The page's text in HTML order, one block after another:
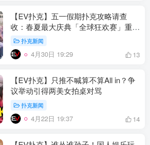
【EV扑克】五一假期扑克攻略请查
收：春夏最大庆典「全球狂欢赛」重磅
登场！
扑克新闻
4月30日 19:29 13
【EV扑克】只推不喊算不算All in？争
议举动引得两美女拍桌对骂
扑克新闻
4月22日 19:37 14